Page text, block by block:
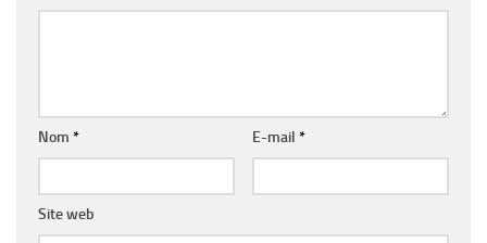
Nom * E-mail *
Site web